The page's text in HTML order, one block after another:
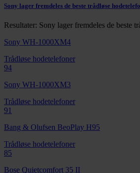
Sony lager fremdeles de beste trådløse
Resultater: Sony lager fremdeles de beste
Sony WH-1000XM4
Trådløse hodetelefoner
94
Sony WH-1000XM3
Trådløse hodetelefoner
91
Bang & Olufsen BeoPlay H95
Trådløse hodetelefoner
85
Bose Quietcomfort 35 II